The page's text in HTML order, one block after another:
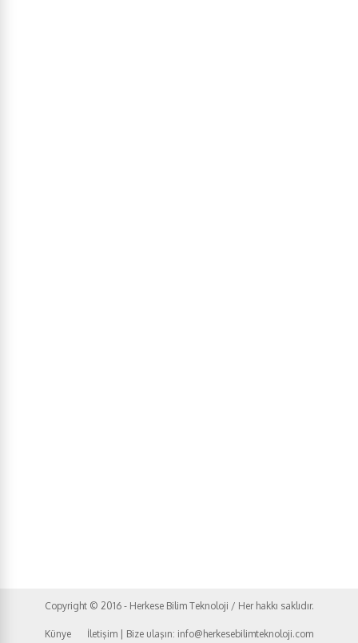
Copyright © 2016 - Herkese Bilim Teknoloji / Her hakkı saklıdır.
Künye İletişim | Bize ulaşın: info@herkesebilimteknoloji.com